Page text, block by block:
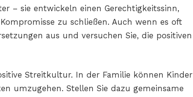
– sie entwickeln einen Gerechtigkeitssinn,
zu schließen. Auch wenn es oft
aus und versuchen Sie, die positiven
Streitkultur. In der Familie können Kinder
umzugehen. Stellen Sie dazu gemeinsame